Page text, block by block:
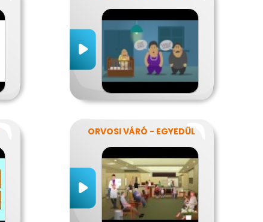
ORVOSI VÁRÓ - EGYEDÜL